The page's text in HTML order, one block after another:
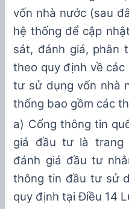
vốn nhà nước (sau
hệ thống để cập
sát, đánh giá, phân
theo quy định về
tư sử dụng vốn nhà
thống bao gồm các
a) Cổng thông tin
giá đầu tư là trang
đánh giá đầu tư
thông tin đầu tư sử
quy định tại Điều 14